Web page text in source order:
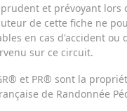
et prévoyant lors
de cette fiche ne
en cas d'accident ou
sur ce circuit.
et PR® sont la
de Randonnée